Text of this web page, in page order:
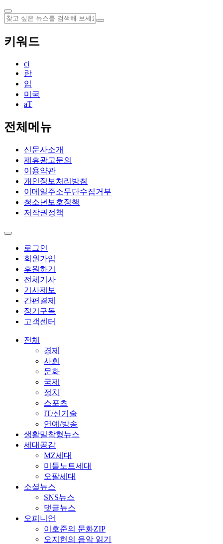
키워드
ci
란
입
미국
aT
전체메뉴
신문사소개
제휴광고문의
이용약관
개인정보처리방침
이메일주소무단수집거부
청소년보호정책
저작권정책
로그인
회원가입
후원하기
전체기사
기사제보
간편결제
정기구독
고객센터
전체
경제
사회
문화
국제
정치
스포츠
IT/신기술
연예/방송
생활밀착형뉴스
세대공감
MZ세대
미들노트세대
오팔세대
소셜뉴스
SNS뉴스
댓글뉴스
오피니언
이호준의 문화ZIP
오지헌의 음악 읽기